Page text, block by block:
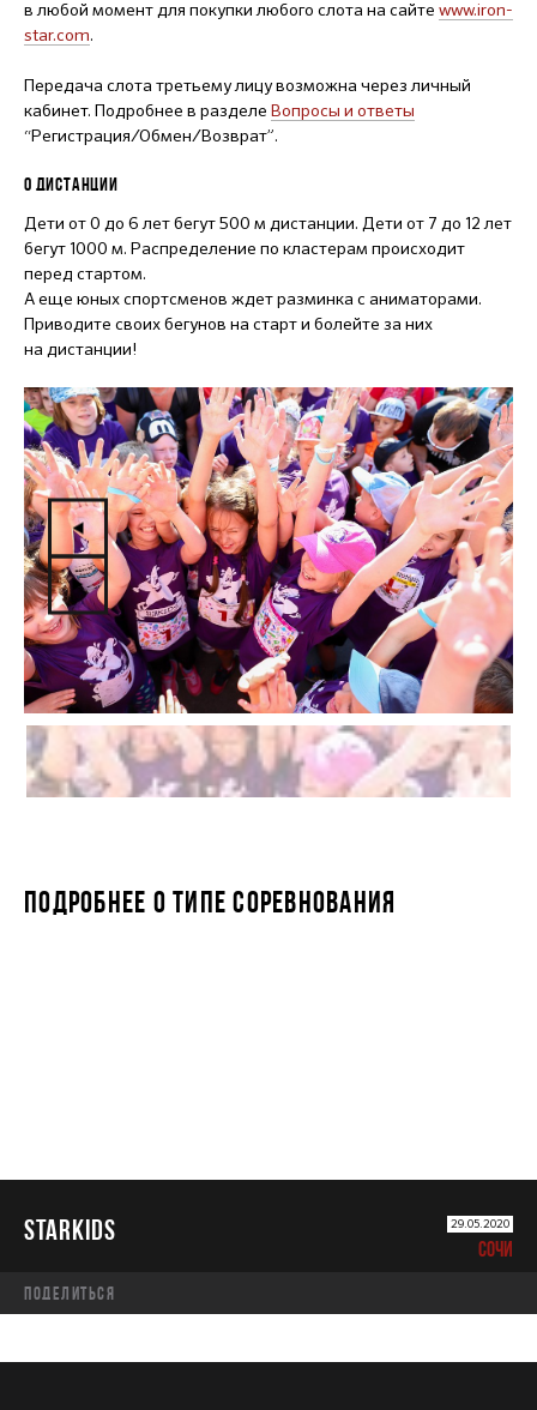
в любой момент для покупки любого слота на сайте www.iron-
star.com.
Передача слота третьему лицу возможна через личный
кабинет. Подробнее в разделе Вопросы и ответы
“Регистрация/Обмен/Возврат”.
О ДИСТАНЦИИ
Дети от 0 до 6 лет бегут 500 м дистанции. Дети от 7 до 12 лет
бегут 1000 м. Распределение по кластерам происходит
перед стартом.
А еще юных спортсменов ждет разминка с аниматорами.
Приводите своих бегунов на старт и болейте за них
на дистанции!
ПОДРОБНЕЕ О ТИПЕ СОРЕВНОВАНИЯ
STARKIDS 29.05.2020
СОЧИ
Поделиться